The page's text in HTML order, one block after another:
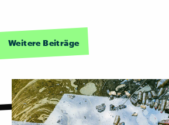
Weitere Beiträge